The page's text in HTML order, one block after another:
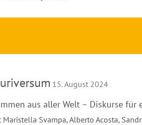
15. August 2024
aus aller Welt – Diskurse für
Maristella Svampa, Alberto Acosta,